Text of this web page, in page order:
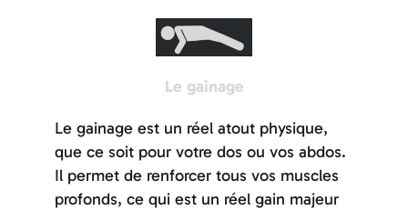
Le gainage
Le gainage est un réel atout physique,
que ce soit pour votre dos ou vos abdos.
Il permet de renforcer tous vos muscles
profonds, ce qui est un réel gain majeur